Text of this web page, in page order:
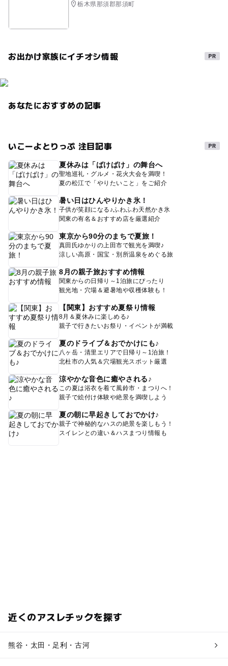
栃木県那須郡那須町
お出かけ家族にイチオシ情報
あなたにおすすめの記事
いこーよとりっぷ 注目記事
夏休みは「ばけばけ」の舞台へ
聖地巡礼・グルメ・花火大会を満喫！
夏の松江で「やりたいこと」をご紹介
暑い日はひんやりかき氷！
子供が笑顔になる♪ふわふわ天然かき氷
関東の有名＆おすすめ店を厳選紹介
東京から90分のまちで夏旅！
真田氏ゆかりの上田市で観光を満喫♪
涼しい高原・国宝・別所温泉をめぐる旅
8月の親子旅おすすめ情報
関東からの日帰り～1泊旅にぴったり
観光地・穴場＆避暑地や収穫体験も！
【関東】おすすめ夏祭り情報
8月＆夏休みに楽しめる♪
親子で行きたいお祭り・イベントが満載
夏のドライブ＆おでかけにも♪
八ヶ岳・清里エリアで日帰り～1泊旅！
北杜市の人気＆穴場観光スポット厳選
涼やかな音色に癒やされる♪
この夏は浴衣を着て風鈴市・まつりへ！
親子で絵付け体験や絶景を満喫しよう
夏の朝に早起きしておでかけ♪
親子で神秘的なハスの絶景を楽しもう！
スイレンとの違い＆ハスまつり情報も
近くのアスレチックを探す
熊谷・太田・足利・古河